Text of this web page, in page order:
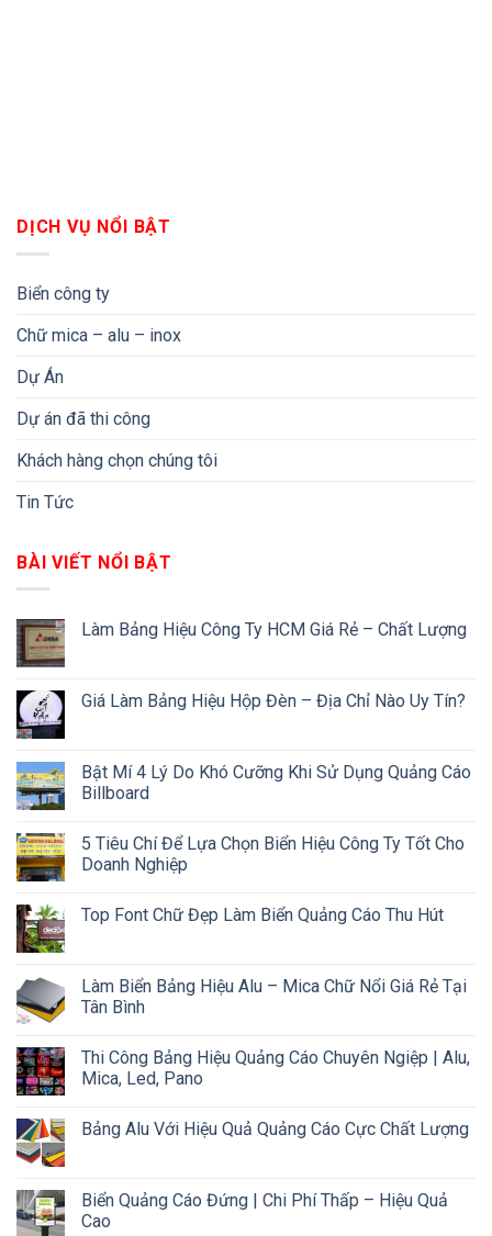
DỊCH VỤ NỔI BẬT
Biển công ty
Chữ mica – alu – inox
Dự Án
Dự án đã thi công
Khách hàng chọn chúng tôi
Tin Tức
BÀI VIẾT NỔI BẬT
Làm Bảng Hiệu Công Ty HCM Giá Rẻ – Chất Lượng
Giá Làm Bảng Hiệu Hộp Đèn – Địa Chỉ Nào Uy Tín?
Bật Mí 4 Lý Do Khó Cưỡng Khi Sử Dụng Quảng Cáo
Billboard
5 Tiêu Chí Để Lựa Chọn Biển Hiệu Công Ty Tốt Cho
Doanh Nghiệp
Top Font Chữ Đẹp Làm Biển Quảng Cáo Thu Hút
Làm Biển Bảng Hiệu Alu – Mica Chữ Nổi Giá Rẻ Tại
Tân Bình
Thi Công Bảng Hiệu Quảng Cáo Chuyên Ngiệp | Alu,
Mica, Led, Pano
Bảng Alu Với Hiệu Quả Quảng Cáo Cực Chất Lượng
Biển Quảng Cáo Đứng | Chi Phí Thấp – Hiệu Quả
Cao